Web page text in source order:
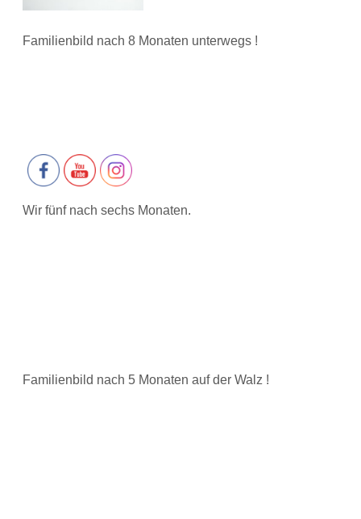
Familienbild nach 8 Monaten unterwegs !
Wir fünf nach sechs Monaten.
Familienbild nach 5 Monaten auf der Walz !